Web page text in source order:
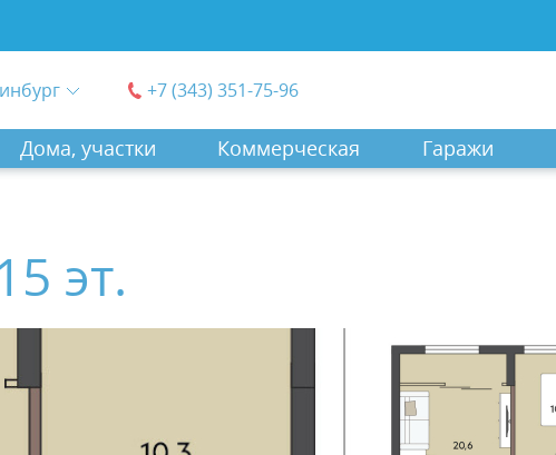
+7 (343) 351-75-96
Дома, участки Коммерческая Гаражи
эт.